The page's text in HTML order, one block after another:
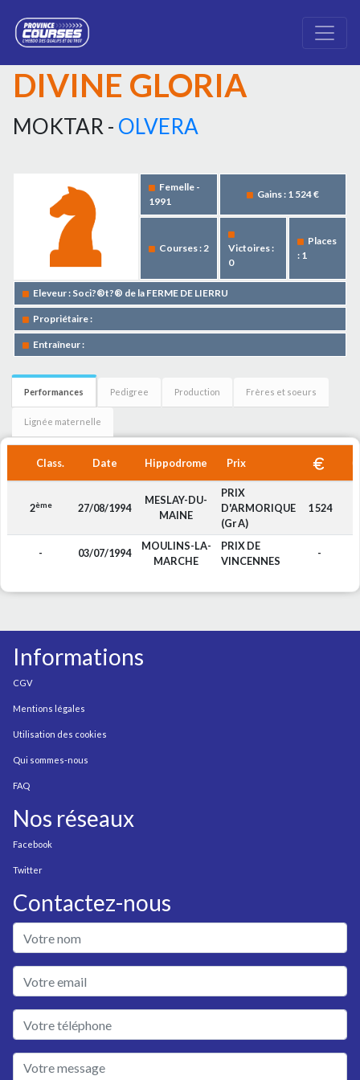
DIVINE GLORIA
MOKTAR - OLVERA
Femelle -
1991
Gains : 1 524 €
Courses : 2
Victoires :
0
Places
: 1
Eleveur : Soci?®t?® de la FERME DE LIERRU
Propriétaire :
Entraîneur :
Performances Pedigree Production Frères et soeurs
Lignée maternelle
Class. Date Hippodrome Prix
2ème 27/08/1994
MESLAY-DU-
MAINE
PRIX
D'ARMORIQUE
(Gr A)
1 524
- 03/07/1994
MOULINS-LA-
MARCHE
PRIX DE
VINCENNES
-
Informations
CGV
Mentions légales
Utilisation des cookies
Qui sommes-nous
FAQ
Nos réseaux
Facebook
Twitter
Contactez-nous